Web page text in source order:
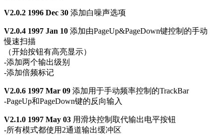
V2.0.2 1996 Dec 30 添加白噪声选项
V2.0.4 1997 Jan 10 添加由PageUp&PageDown键控制的手动
慢速扫描
（开始按钮有高亮显示）
-添加两个输出级别
-添加倍频标记
V2.0.6 1997 Mar 09 添加用于手动频率控制的TrackBar
-PageUp和PageDown键的反向输入
V2.1.0 1997 May 03 用滑块控制取代输出电平按钮
-所有模式都使用2通道输出缓冲区